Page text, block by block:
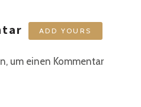
ADD YOURS
um einen Kommentar